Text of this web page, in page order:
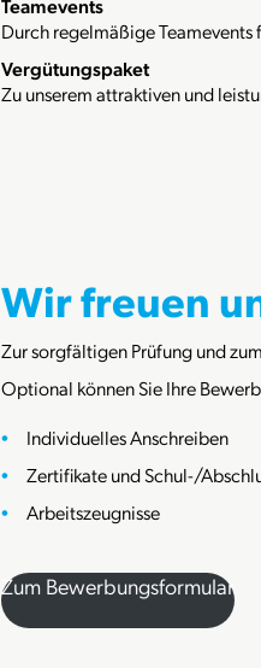
Teamevents
Durch regelmäßige
Vergütungspaket
Zu unserem attraktiven und
Wir freuen
Zur sorgfältigen Prüfung und
Optional können Sie Ihre
Individuelles Anschreiben
Zertifikate und Schul-/
Arbeitszeugnisse
Zum Bewerbungsformular